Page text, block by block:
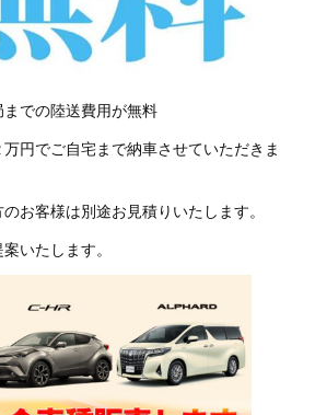
での陸送費用が無料
円でご自宅まで納車させていただきま
お客様は別途お見積りいたします。
いたします。